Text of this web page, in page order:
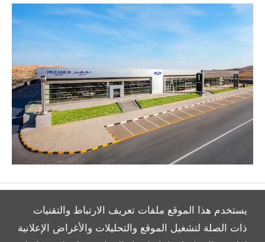
يستخدم هذا الموقع ملفات تعريف الارتباط والتقنيات
ذات الصلة لتشغيل الموقع والتحليلات والأغراض الإعلانية